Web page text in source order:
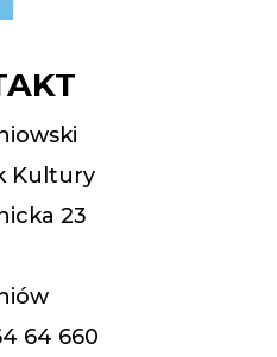
Kultury
23
64 660